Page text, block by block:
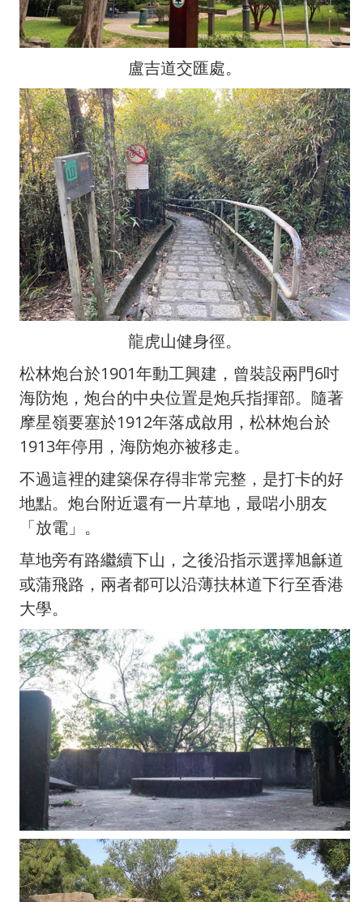
盧吉道交匯處。
龍虎山健身徑。
松林炮台於1901年動工興建，曾裝設兩門6吋
海防炮，炮台的中央位置是炮兵指揮部。隨著
摩星嶺要塞於1912年落成啟用，松林炮台於
1913年停用，海防炮亦被移走。
不過這裡的建築保存得非常完整，是打卡的好
地點。炮台附近還有一片草地，最啱小朋友
「放電」。
草地旁有路繼續下山，之後沿指示選擇旭龢道
或蒲飛路，兩者都可以沿薄扶林道下行至香港
大學。